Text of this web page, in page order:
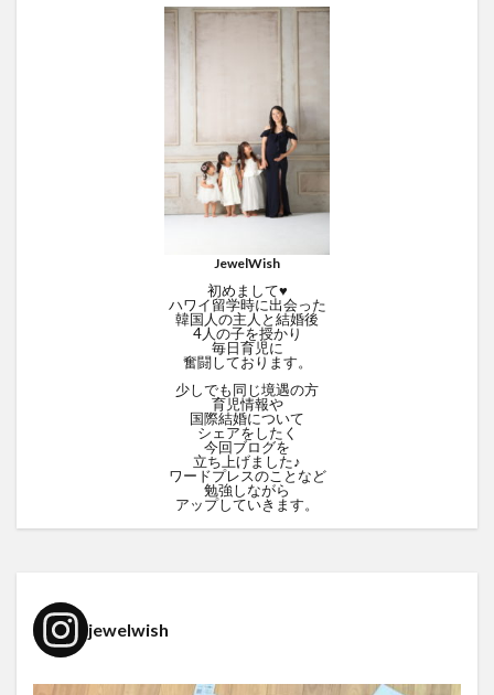
JewelWish
初めまして♥
ハワイ留学時に出会った
韓国人の主人と結婚後
4人の子を授かり
毎日育児に
奮闘しております。
少しでも同じ境遇の方
育児情報や
国際結婚について
シェアをしたく
今回ブログを
立ち上げました♪
ワードプレスのことなど
勉強しながら
アップしていきます。
jewelwish